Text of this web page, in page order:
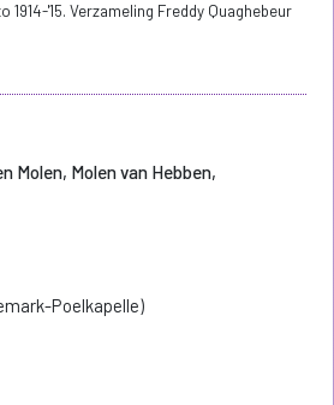
Molen, Molen van Hebben,
Poelkapelle)
'15. Verzameling Freddy Quaghebeur